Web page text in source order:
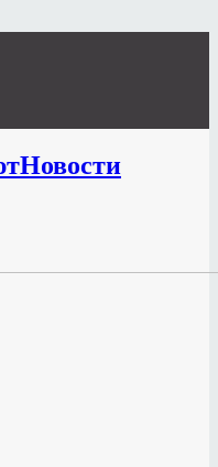
Новости